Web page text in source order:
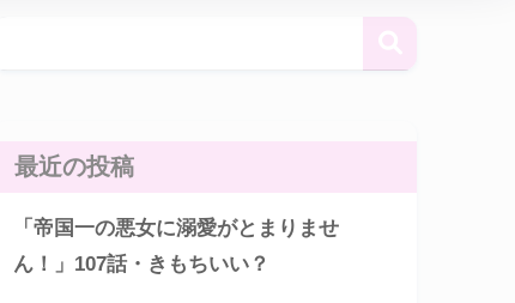
最近の投稿
「帝国一の悪女に溺愛がとまりませ
ん！」107話・きもちいい？